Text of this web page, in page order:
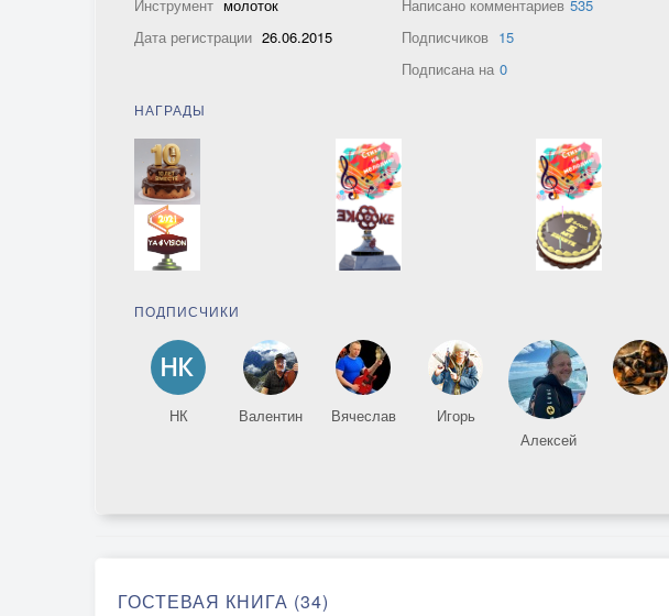
Инструмент молоток
Дата регистрации 26.06.2015
Написано комментариев 535
Подписчиков 15
Подписана на 0
НАГРАДЫ
ПОДПИСЧИКИ
НК Валентин Вячеслав
Игорь
Алексей
ГОСТЕВАЯ КНИГА (34)